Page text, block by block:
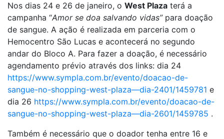
Nos dias 24 e 26 de janeiro, o West Plaza terá a
campanha “Amor se doa salvando vidas” para doação
de sangue. A ação é realizada em parceria com o
Hemocentro São Lucas e acontecerá no segundo
andar do Bloco A. Para fazer a doação, é necessário
agendamento prévio através dos links: dia 24
https://www.sympla.com.br/evento/doacao-de-
sangue-no-shopping-west-plaza—dia-2401/1459781 e
dia 26 https://www.sympla.com.br/evento/doacao-de-
sangue-no-shopping-west-plaza—dia-2601/1459785 .
Também é necessário que o doador tenha entre 16 e